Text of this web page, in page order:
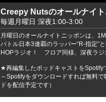
Creepy Nutsのオールナイ
毎週月曜日 深夜1:00-3:00
月曜日のオールナイトニッポンは、
バトル日本3連覇のラッパー“R-指定”
HOPラジオ！ フロア同様、深夜ラジ
★再編集したポッドキャストをSpotify
～Spotifyをダウンロードすれば無料
ドを配信予定です）